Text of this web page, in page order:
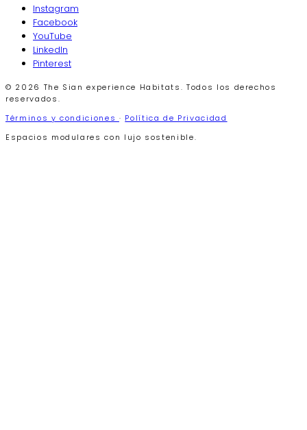
Instagram
Facebook
YouTube
LinkedIn
Pinterest
© 2026 The Sian experience Habitats. Todos los derechos
reservados.
Términos y condiciones · Política de Privacidad
Espacios modulares con lujo sostenible.